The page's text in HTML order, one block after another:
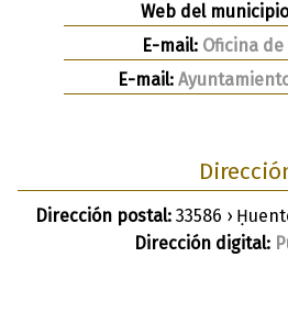
Web del
E-mail: Oficina
E-mail:
Dirección postal: 33586 ›
Dirección digital: